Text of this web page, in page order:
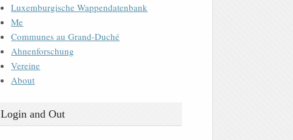
Luxemburgische Wappendatenbank
Me
Communes au Grand-Duché
Ahnenforschung
Vereine
About
Login and Out